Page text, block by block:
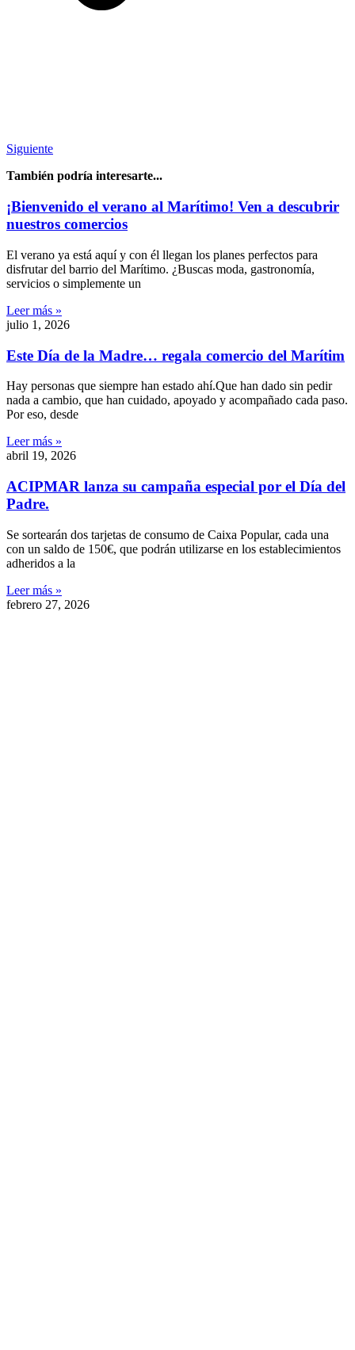
Siguiente
También podría interesarte...
¡Bienvenido el verano al Marítimo! Ven a descubrir
nuestros comercios
El verano ya está aquí y con él llegan los planes perfectos para
disfrutar del barrio del Marítimo. ¿Buscas moda, gastronomía,
servicios o simplemente un
Leer más »
julio 1, 2026
Este Día de la Madre… regala comercio del Marítim
Hay personas que siempre han estado ahí.Que han dado sin pedir
nada a cambio, que han cuidado, apoyado y acompañado cada paso.
Por eso, desde
Leer más »
abril 19, 2026
ACIPMAR lanza su campaña especial por el Día del
Padre.
Se sortearán dos tarjetas de consumo de Caixa Popular, cada una
con un saldo de 150€, que podrán utilizarse en los establecimientos
adheridos a la
Leer más »
febrero 27, 2026